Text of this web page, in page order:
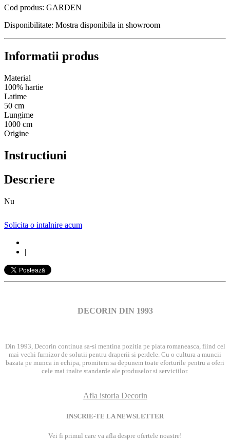
Cod produs: GARDEN
Disponibilitate: Mostra disponibila in showroom
Informatii produs
Material
100% hartie
Latime
50 cm
Lungime
1000 cm
Origine
Instructiuni
Descriere
Nu
Solicita o intalnire acum
|
DECORIN DIN 1993
Din 1993, Decorin continua sa-si mentina pozitia pe piata romaneasca, fiind cel
mai vechi furnizor de solutii pentru draperii si perdele. Cu o cultura a muncii
bazata pe munca in echipa, promitem sa depunem toate eforturile pentru a oferi
cele mai inalte standarde ale produselor si serviciilor.
Afla istoria Decorin
INSCRIE-TE LA NEWSLETTER
Vei fi primul care va afla despre ofertele noastre!